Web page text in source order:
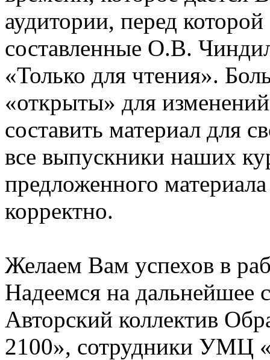
аудитории, перед
составленные О.В.
«Только для чтения».
«открыты» для
составить материал для
все выпускники наших
предложенного
корректно.
Желаем Вам успехов в
Надеемся на дальнейшее
Авторский коллектив
2100», сотрудники УМЦ